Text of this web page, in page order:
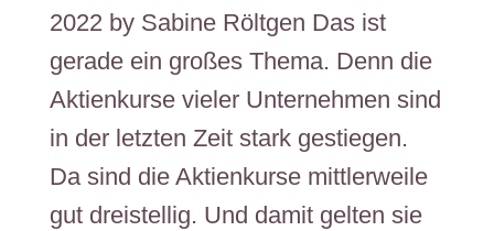
2022 by Sabine Röltgen Das ist
gerade ein großes Thema. Denn die
Aktienkurse vieler Unternehmen sind
in der letzten Zeit stark gestiegen.
Da sind die Aktienkurse mittlerweile
gut dreistellig. Und damit gelten sie